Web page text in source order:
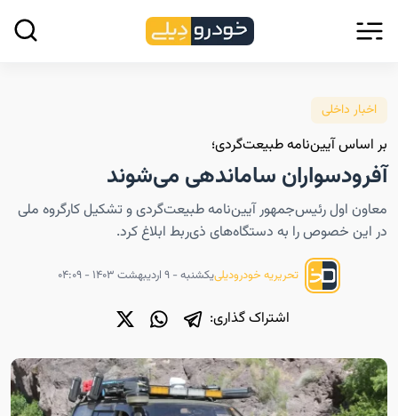
اخبار داخلی
بر اساس آیین‌نامه طبیعت‌گردی؛
آفرودسواران ساماندهی می‌شوند
معاون اول رئیس‌جمهور آیین‌نامه طبیعت‌گردی و تشکیل کارگروه ملی
در این خصوص را به دستگاه‌های ذی‌ربط ابلاغ کرد.
تحریریه خودرودیلییکشنبه - ۹ اردیبهشت ۱۴۰۳ - ۰۴:۰۹
اشتراک گذاری: